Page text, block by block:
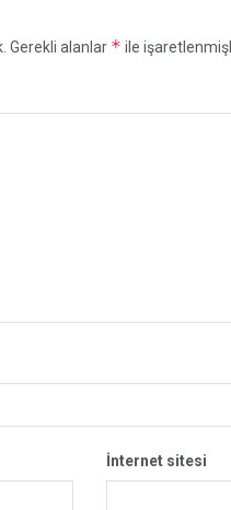
Gerekli alanlar * ile
İnternet sitesi